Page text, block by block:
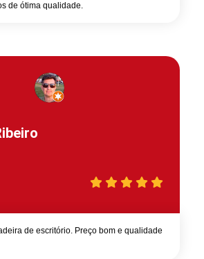
de ótima qualidade.
de escritório. Preço bom e qualidade